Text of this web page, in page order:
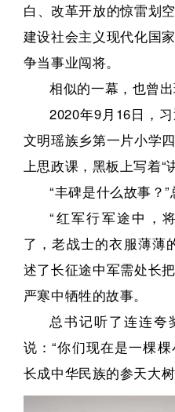
白、改革开放的惊雷划
建设社会主义现代化国
争当事业闯将。
相似的一幕，也曾出
2020年9月16日，
文明瑶族乡第一片小学
上思政课，黑板上写着“
“丰碑是什么故事？”
“红军行军途中，
了，老战士的衣服薄
述了长征途中军需处长
严寒中牺牲的故事。
总书记听了连连夸
说：“你们现在是一棵
长成中华民族的参天大